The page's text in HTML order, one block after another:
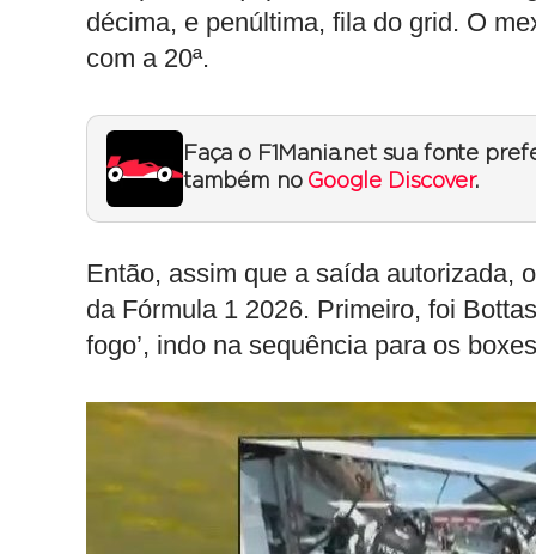
décima, e penúltima, fila do grid. O
com a 20ª.
Faça o F1Mania.net sua fonte
também no Google Discover.
Então, assim que a saída autorizada,
da Fórmula 1 2026. Primeiro, foi
fogo’, indo na sequência para os